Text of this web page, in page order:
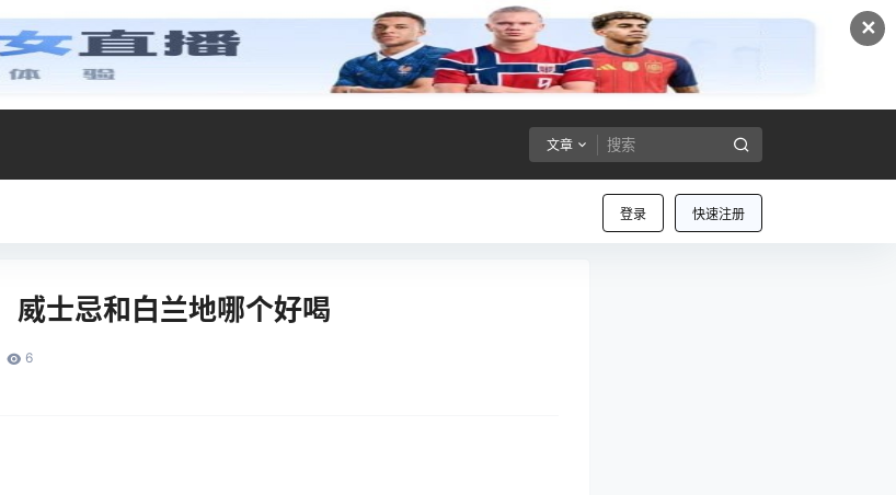
✕
文章
登录 快速注册
威士忌和白兰地哪个好喝
6